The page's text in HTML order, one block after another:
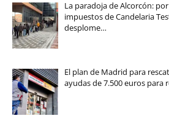
La paradoja de Alcorcón:
impuestos de Candelaria
desplome…
El plan de Madrid para
ayudas de 7.500 euros para